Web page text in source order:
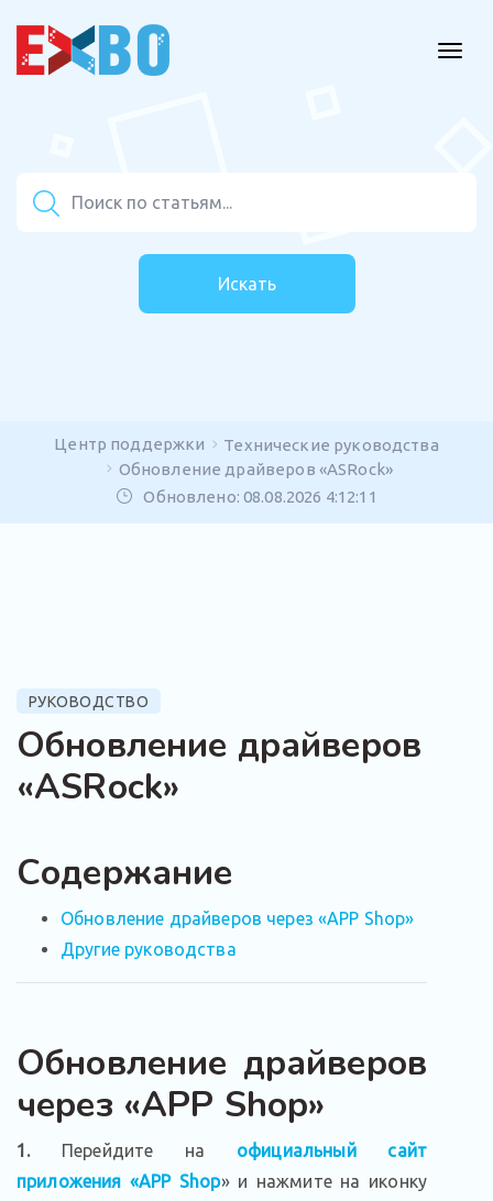
Искать
Центр поддержки
Технические руководства
Обновление драйверов «ASRock»
Обновлено: 08.08.2026 4:12:11
РУКОВОДСТВО
Обновление драйверов
«ASRock»
Содержание
Обновление драйверов через «APP Shop»
Другие руководства
Обновление драйверов
через «APP Shop»
1.Перейдите на официальный сайт
приложения «APP Shop» и нажмите на иконку